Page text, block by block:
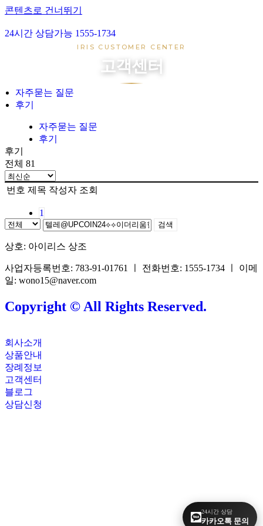
콘텐츠로 건너뛰기
장례준비
자주묻는 질문
후기
24시간 상담가능 1555-1734
IRIS CUSTOMER CENTER
고객센터
자주묻는 질문
후기
자주묻는 질문
후기
후기
전체 81
번호 제목 작성자 조회
1
검색
24시간 상담
카카오톡 문의
상호: 아이리스 상조
사업자등록번호: 783-91-01761 ㅣ 전화번호: 1555-1734 ㅣ 이메
일: wono15@naver.com
Copyright © All Rights Reserved.
회사소개
상품안내
장례정보
고객센터
블로그
상담신청